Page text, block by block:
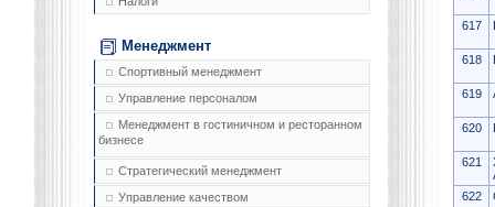
Менеджмент
Спортивный менеджмент
Управление персоналом
Менеджмент в гостиничном и ресторанном
бизнесе
Стратегический менеджмент
Управление качеством
617
618
619
620
621
622